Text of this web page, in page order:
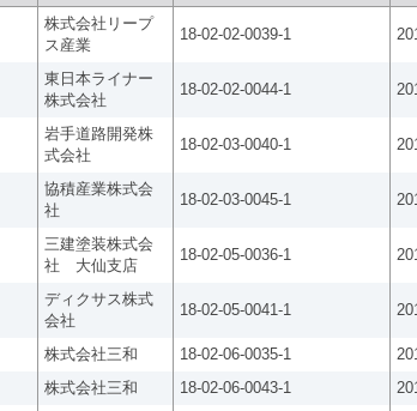
株式会社リープ
ス産業
18-02-02-0039-1
東日本ライナー
株式会社
18-02-02-0044-1
岩手道路開発株
式会社
18-02-03-0040-1
協積産業株式会
社
18-02-03-0045-1
三建塗装株式会
社 大仙支店
18-02-05-0036-1
ディクサス株式
会社
18-02-05-0041-1
株式会社三和 18-02-06-0035-1
株式会社三和 18-02-06-0043-1